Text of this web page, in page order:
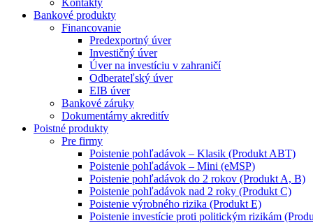
Kontakty
Bankové produkty
Financovanie
Predexportný úver
Investičný úver
Úver na investíciu v zahraničí
Odberateľský úver
EIB úver
Bankové záruky
Dokumentárny akreditív
Poistné produkty
Pre firmy
Poistenie pohľadávok – Klasik (Produkt ABT)
Poistenie pohľadávok – Mini (eMSP)
Poistenie pohľadávok do 2 rokov (Produkt A, B)
Poistenie pohľadávok nad 2 roky (Produkt C)
Poistenie výrobného rizika (Produkt E)
Poistenie investície proti politickým rizikám